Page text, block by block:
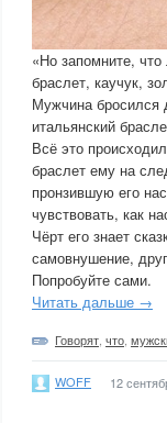
«Но запомните,
браслет, каучук,
Мужчина бросился
итальянский
Всё это
браслет ему на
пронзившую его
чувствовать, как
Чёрт его знает
самовнушение,
Попробуйте сами.
Читать дальше →
Говорят что
WOFF 12